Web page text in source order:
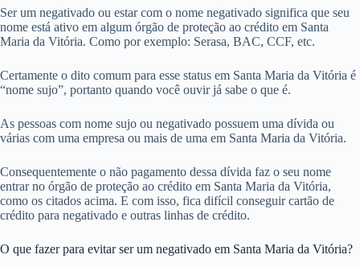
Ser um negativado ou estar com o nome negativado significa que seu
nome está ativo em algum órgão de proteção ao crédito em Santa
Maria da Vitória. Como por exemplo: Serasa, BAC, CCF, etc.
Certamente o dito comum para esse status em Santa Maria da Vitória é
“nome sujo”, portanto quando você ouvir já sabe o que é.
As pessoas com nome sujo ou negativado possuem uma dívida ou
várias com uma empresa ou mais de uma em Santa Maria da Vitória.
Consequentemente o não pagamento dessa dívida faz o seu nome
entrar no órgão de proteção ao crédito em Santa Maria da Vitória,
como os citados acima. E com isso, fica difícil conseguir cartão de
crédito para negativado e outras linhas de crédito.
O que fazer para evitar ser um negativado em Santa Maria da Vitória?